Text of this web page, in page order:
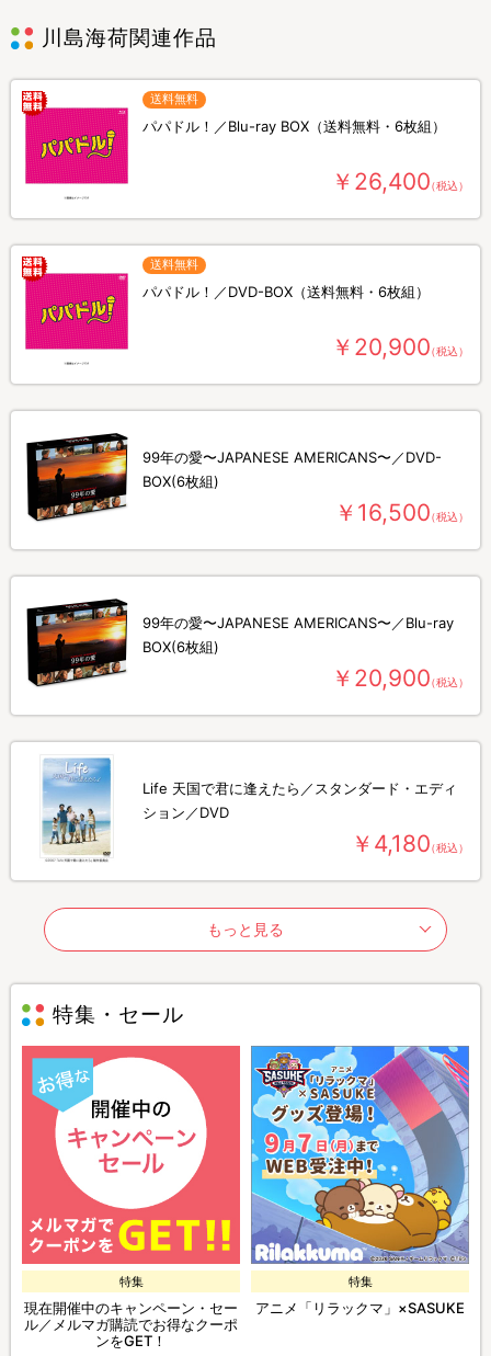
川島海荷関連作品
送料無料
パパドル！／Blu-ray BOX（送料無料・6枚組）
￥26,400（税込）
送料無料
パパドル！／DVD-BOX（送料無料・6枚組）
￥20,900（税込）
99年の愛〜JAPANESE AMERICANS〜／DVD-
BOX(6枚組)
￥16,500（税込）
99年の愛〜JAPANESE AMERICANS〜／Blu-ray
BOX(6枚組)
￥20,900（税込）
Life 天国で君に逢えたら／スタンダード・エディ
ション／DVD
￥4,180（税込）
もっと見る
特集・セール
特集
現在開催中のキャンペーン・セー
ル／メルマガ購読でお得なクーポ
ンをGET！
特集
アニメ「リラックマ」×SASUKE